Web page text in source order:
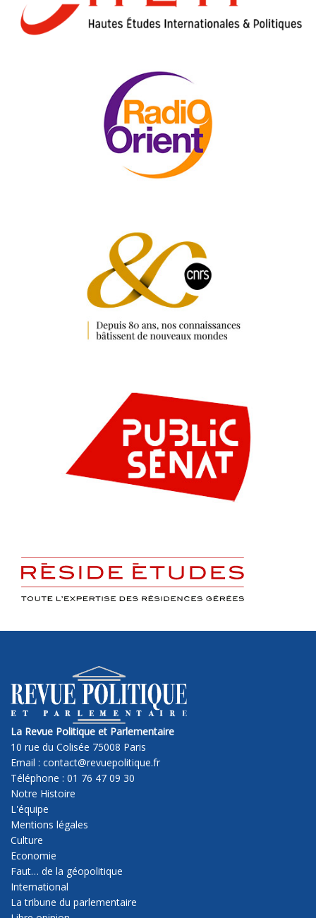
La Revue Politique et Parlementaire
10 rue du Colisée 75008 Paris
Email : contact@revuepolitique.fr
Téléphone : 01 76 47 09 30
Notre Histoire
L'équipe
Mentions légales
Culture
Economie
Faut… de la géopolitique
International
La tribune du parlementaire